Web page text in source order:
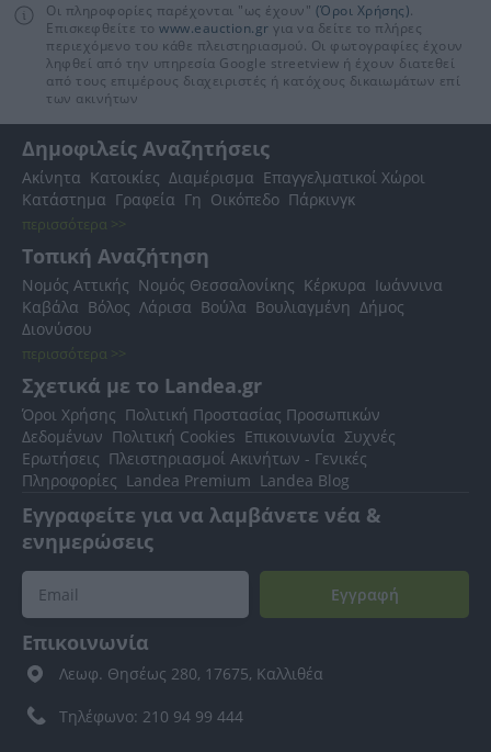
Οι πληροφορίες παρέχονται "ως έχουν" (Όροι Χρήσης).
Επισκεφθείτε το www.eauction.gr για να δείτε το πλήρες
περιεχόμενο του κάθε πλειστηριασμού. Οι φωτογραφίες έχουν
ληφθεί από την υπηρεσία Google streetview ή έχουν διατεθεί
από τους επιμέρους διαχειριστές ή κατόχους δικαιωμάτων επί
των ακινήτων
Δημοφιλείς Αναζητήσεις
Ακίνητα Κατοικίες Διαμέρισμα Επαγγελματικοί Χώροι
Κατάστημα Γραφεία Γη Οικόπεδο Πάρκινγκ
περισσότερα >>
Τοπική Αναζήτηση
Νομός Αττικής Νομός Θεσσαλονίκης Κέρκυρα Ιωάννινα
Καβάλα Βόλος Λάρισα Βούλα Βουλιαγμένη Δήμος
Διονύσου
περισσότερα >>
Σχετικά με το Landea.gr
Όροι Χρήσης Πολιτική Προστασίας Προσωπικών
Δεδομένων Πολιτική Cookies Επικοινωνία Συχνές
Ερωτήσεις Πλειστηριασμοί Ακινήτων - Γενικές
Πληροφορίες Landea Premium Landea Blog
Εγγραφείτε για να λαμβάνετε νέα &
ενημερώσεις
Εγγραφή
Επικοινωνία
Λεωφ. Θησέως 280, 17675, Καλλιθέα
Τηλέφωνο: 210 94 99 444